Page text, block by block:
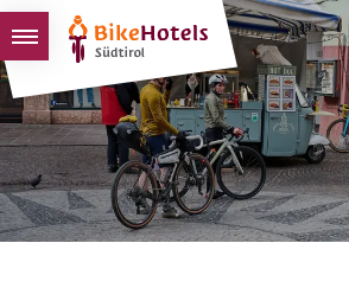
BIKEHOTELS
HOTELS & PAKETE
TOUREN & REVIERE
SÜDTIROL & WIR